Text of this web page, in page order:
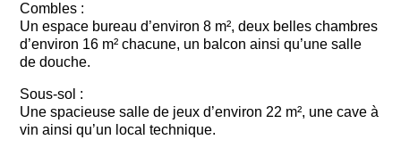
Combles :
Un espace bureau d’environ 8 m², deux belles chambres
d’environ 16 m² chacune, un balcon ainsi qu’une salle
de douche.
Sous-sol :
Une spacieuse salle de jeux d’environ 22 m², une cave à
vin ainsi qu’un local technique.